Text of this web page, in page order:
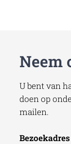
Neem
U bent van
doen op
mailen.
Bezoekadres